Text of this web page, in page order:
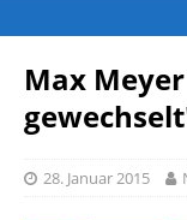
Max
28. Januar 2015